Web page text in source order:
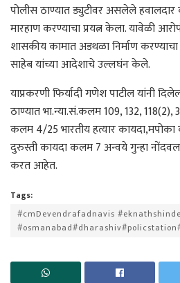
पोलीस ठाण्यात ड्युटीवर असलेले हवालदार
मारहाण करण्याचा प्रयत्न केला. यावेळी
शासकीय कामात अडथळा निर्माण करण्याचा
साहेब यांच्या आदेशाचे उल्लघंन केले.
याप्रकरणी फिर्यादी गणेश पाटील यांनी
ठाण्यात भा.न्या.सं.कलम 109, 132,
कलम 4/25 भारतीय हत्यार
दुरुस्ती कायदा कलम 7 अन्वये गुन्हा
करत आहेत.
Tags:
#cmDevendrafadnavis